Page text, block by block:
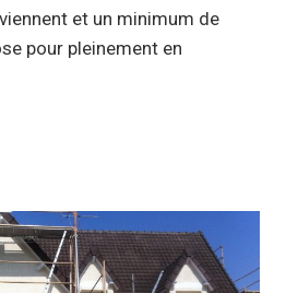
et un minimum de
pour pleinement en